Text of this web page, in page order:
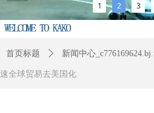
1 2 3
首页标题 ꄲ 新闻中心
速全球贸易去美国化